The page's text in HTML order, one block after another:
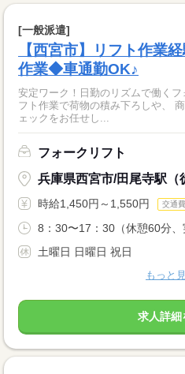
[一般派遣]
【西宮市】リフト作業
作業◆車通勤OK♪
安定ワーク！日勤のリズムで働くフォーク
フト作業で荷物の積み下ろしや、
ェックをお任せし...
フォークリフト
兵庫県西宮市/田尾寺駅（
時給1,450円～1,550円 交通
8：30〜17：30（休憩60分
土曜日 日曜日 祝日
もっと
求人詳細